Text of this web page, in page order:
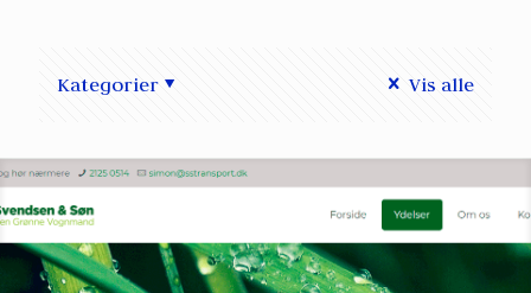
Kategorier Vis alle